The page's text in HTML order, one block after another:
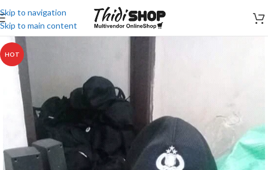
Skip to navigation
Skip to main content
HOT